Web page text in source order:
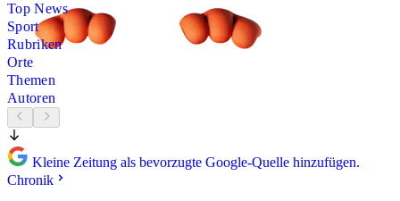
Top News
Sport
Rubriken
Orte
Themen
Autoren
Kleine Zeitung als bevorzugte Google-Quelle hinzufügen.
Chronik